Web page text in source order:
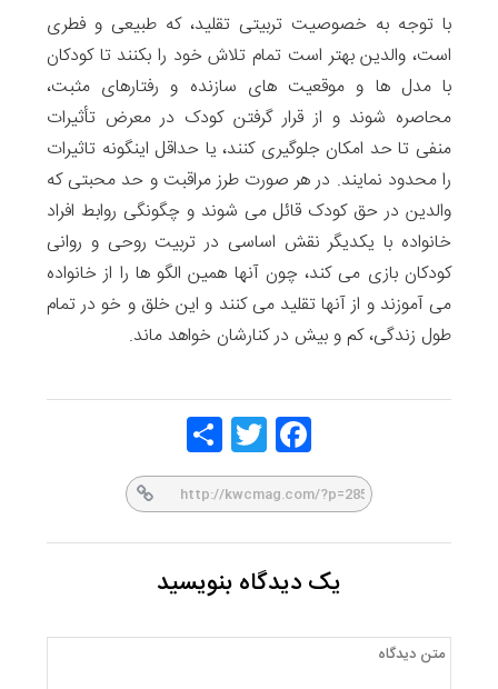
با توجه به خصوصیت تربیتی تقلید، که طبیعی و فطری
است، والدین بهتر است تمام تلاش خود را بکنند تا کودکان
با مدل ها و موقعیت های سازنده و رفتارهای مثبت،
محاصره شوند و از قرار گرفتن کودک در معرض تأثیرات
منفی تا حد امکان جلوگیری کنند، یا حداقل اینگونه تاثیرات
را محدود نمایند. در هر صورت طرز مراقبت و حد محبتی که
والدین در حق کودک قائل می شوند و چگونگی روابط افراد
خانواده با یکدیگر نقش اساسی در تربیت روحی و روانی
کودکان بازی می کند، چون آنها همین الگو ها را از خانواده
می آموزند و از آنها تقلید می کنند و این خلق و خو در تمام
طول زندگی، کم و بیش در کنارشان خواهد ماند.
Face
book
Twitt
er
یک دیدگاه بنویسید